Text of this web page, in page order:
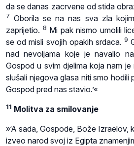
da se danas zacrvene od stida
7 Oborila se na nas sva zla
zaprijetio. 8 Mi pak nismo umolili
se od misli svojih opakih srdaca. 9
nad nevoljama koje je navalio
Gospod u svim djelima koja nam je
slušali njegova glasa niti smo hodili
Gospod pred nas stavio.’«
11 Molitva za smilovanje
»‘A sada, Gospode, Bože Izraelov,
izveo narod svoj iz Egipta